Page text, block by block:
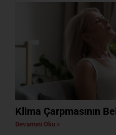
Klima Çarpmasının
Devamını Oku »